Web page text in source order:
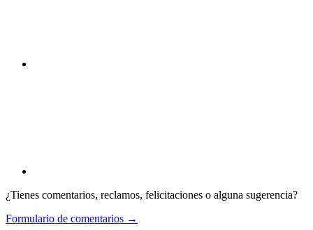
¿Tienes comentarios, reclamos, felicitaciones o alguna sugerencia?
Formulario de comentarios →